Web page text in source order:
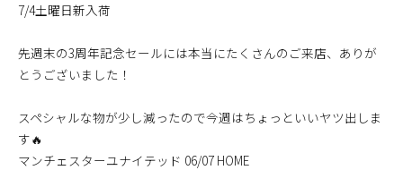
7/4土曜日新入荷
先週末の3周年記念セールには本当にたくさんのご来店、ありが
とうございました！
スペシャルな物が少し減ったので今週はちょっといいヤツ出しま
す🔥
マンチェスターユナイテッド 06/07 HOME